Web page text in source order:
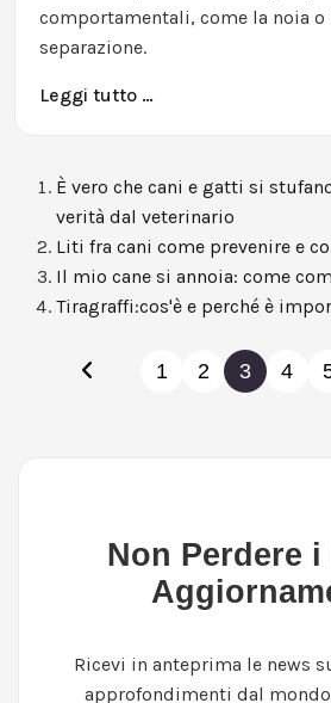
comportamentali, come la noia o
separazione.
Leggi tutto …
È vero che cani e gatti si
verità dal veterinario
Liti fra cani come prevenire e
Il mio cane si annoia: come
Tiragraffi:cos'è e perché è
1 2 3 4
Non Perdere
Ricevi in anteprima le news
approfondimenti dal mondo